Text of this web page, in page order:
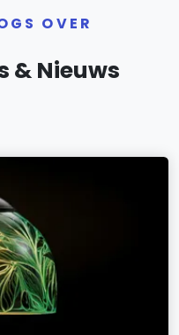
OVER
& Nieuws